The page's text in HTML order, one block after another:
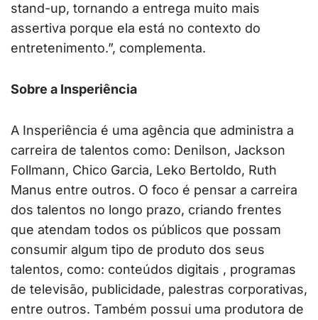
stand-up, tornando a entrega muito mais
assertiva porque ela está no contexto do
entretenimento.”, complementa.
Sobre a Insperiência
A Insperiência é uma agência que administra a
carreira de talentos como: Denilson, Jackson
Follmann, Chico Garcia, Leko Bertoldo, Ruth
Manus entre outros. O foco é pensar a carreira
dos talentos no longo prazo, criando frentes
que atendam todos os públicos que possam
consumir algum tipo de produto dos seus
talentos, como: conteúdos digitais , programas
de televisão, publicidade, palestras corporativas,
entre outros. Também possui uma produtora de